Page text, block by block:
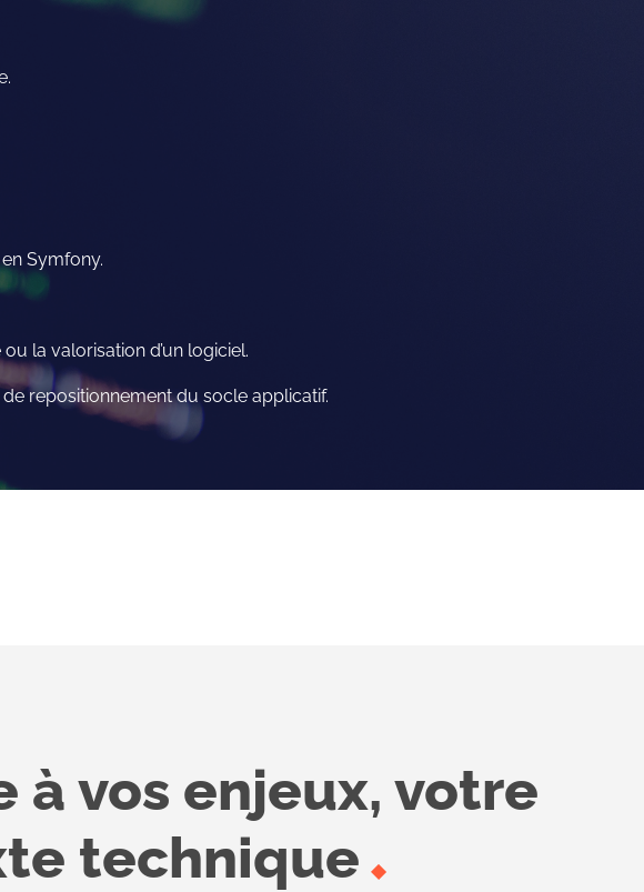
Symfony.
la valorisation d’un logiciel.
repositionnement du socle applicatif.
vos enjeux, votre
technique